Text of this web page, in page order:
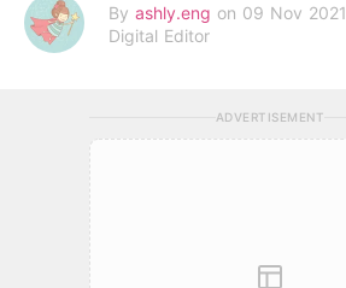
By ashly.eng on 09 Nov 2021
Digital Editor
ADVERTISEMENT